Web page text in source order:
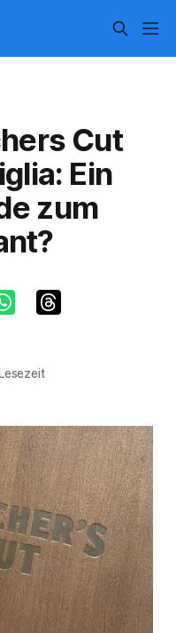
Cut
Ein
zum